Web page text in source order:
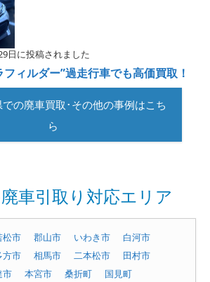
日に投稿されました
ィルダー”過走行車でも高価買取！
の廃車買取･その他の事例はこち
ら
車引取り対応エリア
松市 郡山市 いわき市
白河市
方市 相馬市 二本松市
田村市
市 本宮市 桑折町
国見町